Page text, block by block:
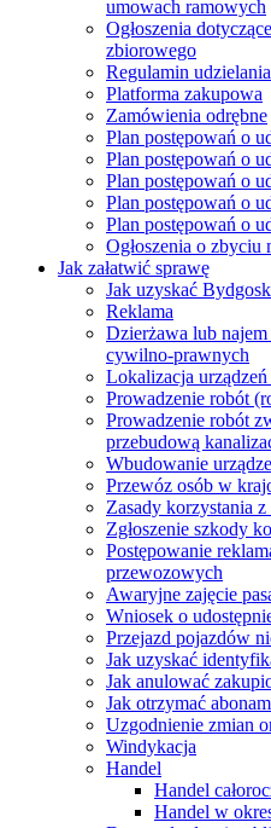
umowach ramowych
Ogłoszenia
zbiorowego
Regulamin
Platforma zakupowa
Zamówienia odrębne
Plan postępowań o
Plan postępowań o
Plan postępowań o
Plan postępowań o
Plan postępowań o
Ogłoszenia o zbyciu
Jak załatwić sprawę
Jak uzyskać
Reklama
Dzierżawa lub
cywilno-prawnych
Lokalizacja
Prowadzenie robót
Prowadzenie robót
przebudową
Wbudowanie
Przewóz osób w
Zasady korzystania
Zgłoszenie szkody
Postępowanie
przewozowych
Awaryjne zajęcie
Wniosek o
Przejazd pojazdów
Jak uzyskać
Jak anulować
Jak otrzymać
Uzgodnienie zmian
Windykacja
Handel
Handel
Handel w